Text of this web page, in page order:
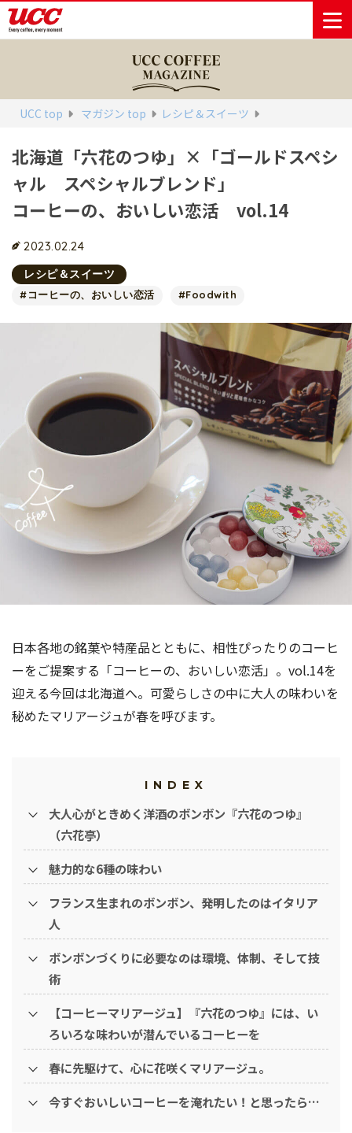
レギュラーコ
ーヒー
インスタント
コーヒー
ドリンク
ドリップポッ
ド
ト
ヒーの淹れ方
コーヒー百科 レシピ UCCラボ
ーマガジン
博物館
アカデミー
工場見学
ーリゾート®︎
事体験
Sustainability
Vision
サステナビ
リティビジ
サステナブ
ー調達
サステナビ
リティ教育
コーヒー×
健康
自然を豊かに
する手助けを
カーボンニ
ュートラル
人権の尊重
ー
直営農園
ジャマイカ
Sustainability
サステナビ
リティレポ
ート
会社案内
トップメッ
パーパス
トメッセー
企業概要
沿革
ニュースリ
リース
事業内容
コーヒー関
業務用サー
シン事業
海外事業
グループサ
ポート
UCCの活動
採用活動
UCC top マガジン top レシピ＆スイーツ
北海道「六花のつゆ」×「ゴールドスペシ
ャル スペシャルブレンド」
コーヒーの、おいしい恋活 vol.14
2023.02.24
レシピ＆スイーツ
#コーヒーの、おいしい恋活 #Foodwith
日本各地の銘菓や特産品とともに、相性ぴったりのコーヒ
ーをご提案する「コーヒーの、おいしい恋活」。vol.14を
迎える今回は北海道へ。可愛らしさの中に大人の味わいを
秘めたマリアージュが春を呼びます。
INDEX
大人心がときめく洋酒のボンボン『六花のつゆ』
（六花亭）
魅力的な6種の味わい
フランス生まれのボンボン、発明したのはイタリア
人
ボンボンづくりに必要なのは環境、体制、そして技
術
【コーヒーマリアージュ】『六花のつゆ』には、い
ろいろな味わいが潜んでいるコーヒーを
春に先駆けて、心に花咲くマリアージュ。
今すぐおいしいコーヒーを淹れたい！と思ったら…